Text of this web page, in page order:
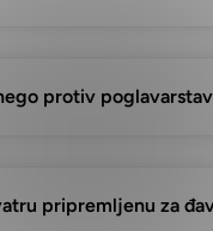
protiv
pripremljenu za